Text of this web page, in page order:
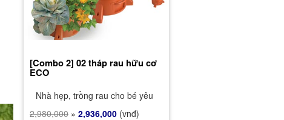
[Combo 2] 02 tháp rau hữu cơ
ECO
Nhà hẹp, trồng rau cho bé yêu
2,980,000 » 2,936,000 (vnđ)